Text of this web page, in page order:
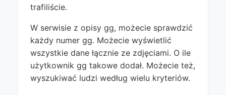
trafiliście.
W serwisie z opisy gg, możecie sprawdzić
każdy numer gg. Możecie wyświetlić
wszystkie dane łącznie ze zdjęciami. O ile
użytkownik gg takowe dodał. Możecie też,
wyszukiwać ludzi według wielu kryteriów.